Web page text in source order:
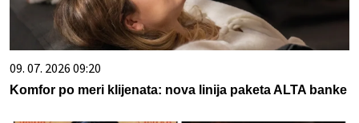
09. 07. 2026 09:20
Komfor po meri klijenata: nova linija paketa ALTA banke